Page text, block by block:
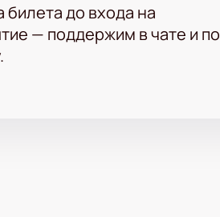
билета до входа на
— поддержим в чате и по